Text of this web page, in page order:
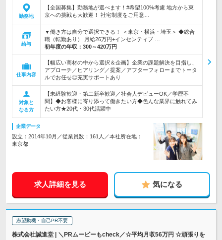
勤務地
【全国募集】勤務地が選べます！#希望100%考慮 地方から東
京への挑戦も大歓迎！ 社宅制度をご用意…
給与
▼働き方は自分で選択できる！ ＜東京・横浜・埼玉＞ ◆総合
職（転勤あり） 月給26万円+インセンティブ …
初年度の年収： 300～420万円
仕事内容
【幅広い商材の中から選択＆企画】企業の課題解決を目指し、
アプローチ／ヒアリング／提案／アフターフォローまでトータ
ルでお任せ◎充実サポートあり
対象と
なる方
【未経験歓迎・第二新卒歓迎／社会人デビューOK／学歴不
問】◆お客様に寄り添って働きたい方◆色んな業界に触れてみ
たい方★20代・30代活躍中
企業データ
設立：2014年10月／従業員数：161人／本社所在地：
東京都
求人詳細を見る 気になる
志望動機・自己PR不要
株式会社誠進堂 | ＼PRムービーもcheck／☆平均月収56万円 ☆頑張りを